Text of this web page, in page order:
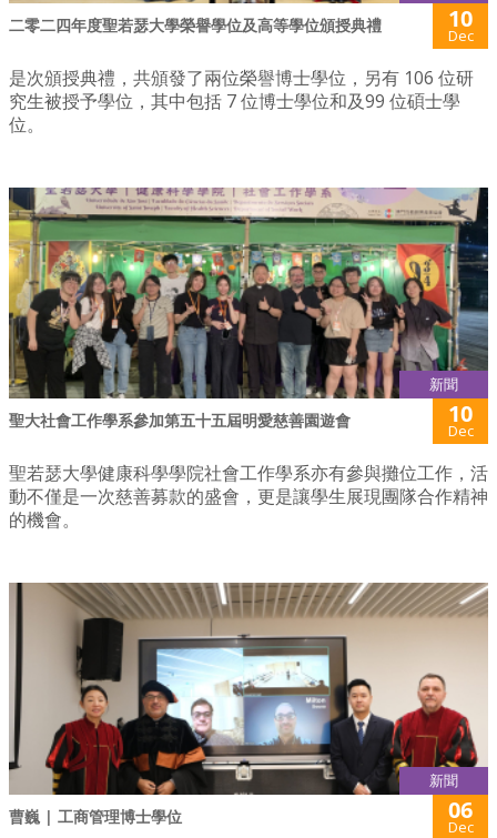
二零二四年度聖若瑟大學榮譽學位及高等學位頒授典禮 10
Dec
是次頒授典禮，共頒發了兩位榮譽博士學位，另有 106 位研
究生被授予學位，其中包括 7 位博士學位和及99 位碩士學
位。
新聞
聖大社會工作學系參加第五十五屆明愛慈善園遊會 10
Dec
聖若瑟大學健康科學學院社會工作學系亦有參與攤位工作，活
動不僅是一次慈善募款的盛會，更是讓學生展現團隊合作精神
的機會。
新聞
曹巍 | 工商管理博士學位 06
Dec